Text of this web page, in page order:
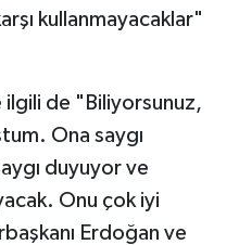
kullanmayacaklar"
ilgili de "Biliyorsunuz,
Ona saygı
duyuyor ve
Onu çok iyi
Erdoğan ve